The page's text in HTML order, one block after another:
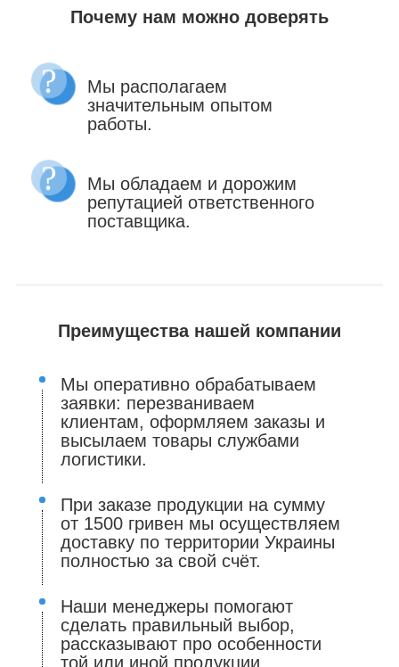
Почему нам можно доверять
Мы располагаем
значительным опытом
работы.
Мы обладаем и дорожим
репутацией ответственного
поставщика.
Преимущества нашей компании
Мы оперативно обрабатываем
заявки: перезваниваем
клиентам, оформляем заказы и
высылаем товары службами
логистики.
При заказе продукции на сумму
от 1500 гривен мы осуществляем
доставку по территории Украины
полностью за свой счёт.
Наши менеджеры помогают
сделать правильный выбор,
рассказывают про особенности
той или иной продукции.